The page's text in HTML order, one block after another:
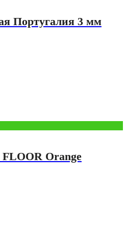
Португалия 3 мм
Orange